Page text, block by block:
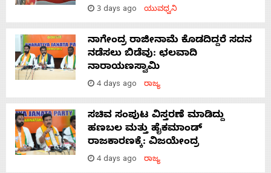
3 days ago ಯುವಧ್ವನಿ
ನಾಗೇಂದ್ರ ರಾಜೀನಾಮೆ ಕೊಡದಿದ್ದರೆ ಸದನ
ನಡೆಸಲು ಬಿಡೆವು: ಛಲವಾದಿ
ನಾರಾಯಣಸ್ವಾಮಿ
4 days ago ರಾಜ್ಯ
ಸಚಿವ ಸಂಪುಟ ವಿಸ್ತರಣೆ ಮಾಡಿದ್ದು
ಹಣಬಲ ಮತ್ತು ಹೈಕಮಾಂಡ್
ರಾಜಕಾರಣಕ್ಕೆ: ವಿಜಯೇಂದ್ರ
4 days ago ರಾಜ್ಯ